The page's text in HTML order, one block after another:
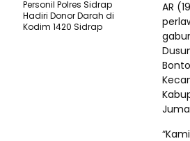
AR
Personil Polres Sidrap
Hadiri Donor Darah di
Kodim 1420 Sidrap